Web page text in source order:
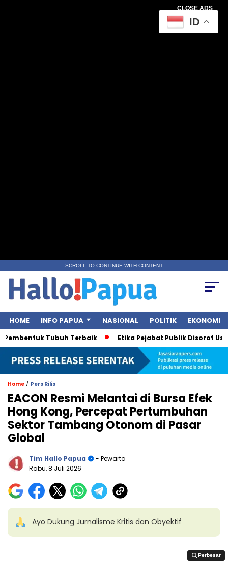
CLOSE ADS
SCROLL TO CONTINUE WITH CONTENT
HOME INFO PAPUA NASIONAL POLITIK EKONOMI
Tubuh Terbaik Etika Pejabat Publik Disorot Usai
Home / Pers Rilis
EACON Resmi Melantai di Bursa Efek
Hong Kong, Percepat Pertumbuhan
Sektor Tambang Otonom di Pasar
Global
Tim Hallo Papua
- Pewarta
Rabu, 8 Juli 2026
Ayo Dukung Jurnalisme Kritis dan Obyektif
Perbesar
Perbesar
ID